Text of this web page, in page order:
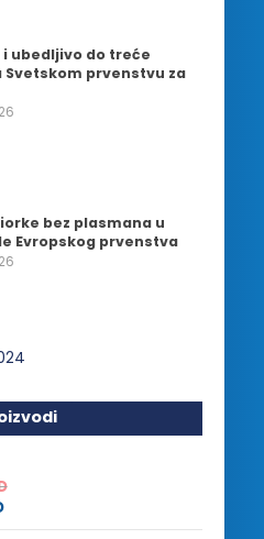
i ubedljivo do treće
Svetskom prvenstvu za
bez plasmana u
Evropskog prvenstva